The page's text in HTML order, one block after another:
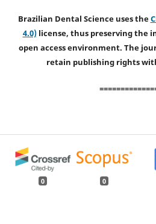
Brazilian Dental Science uses the
4.0)license, thus preserving the
open access environment. The
retain publishing rights
0 0